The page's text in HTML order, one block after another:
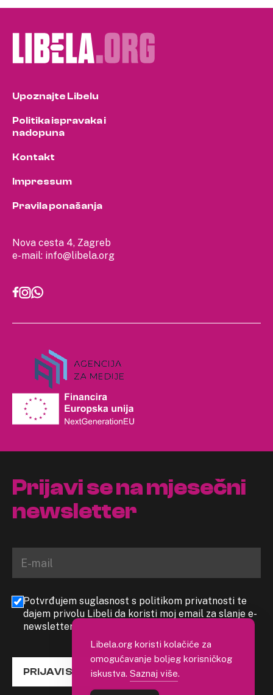
Nova cesta 4, Zagreb
e-mail: info@libela.org
Upoznajte Libelu
Politika ispravaka i
nadopuna
Kontakt
Impressum
Pravila ponašanja
Prijavi se na mjesečni
newsletter
Potvrđujem suglasnost s politikom privatnosti te
dajem privolu Libeli da koristi moj email za slanje e-
newslettera
PRIJAVI SE
Libela.org koristi kolačiće za
omogućavanje boljeg korisničkog
iskustva. Saznaj više.